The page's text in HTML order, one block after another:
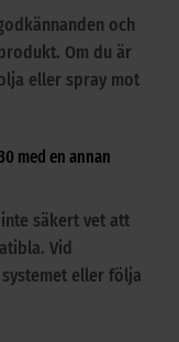
och
Om du är
eller spray mot
med en annan
säkert vet att
Vid
eller följa